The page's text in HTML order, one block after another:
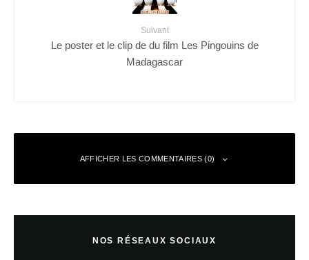
Suivant
Le poster et le clip de du film Les Pingouins de
Madagascar
AFFICHER LES COMMENTAIRES (0)
NOS RÉSEAUX SOCIAUX